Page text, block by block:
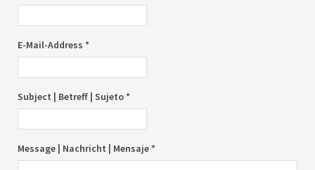
E-Mail-Address *
Subject | Betreff | Sujeto *
Message | Nachricht | Mensaje *